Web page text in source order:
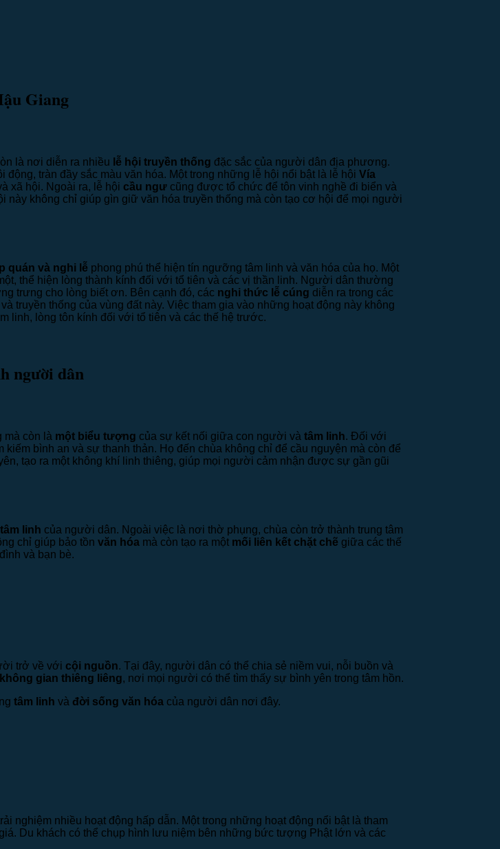
Giang
là nơi diễn ra nhiều lễ hội truyền thống đặc sắc của người dân địa phương.
tràn đầy sắc màu văn hóa. Một trong những lễ hội nổi bật là lễ hội Vía
xã hội. Ngoài ra, lễ hội cầu ngư cũng được tổ chức để tôn vinh nghề đi biển và
không chỉ giúp gìn giữ văn hóa truyền thống mà còn tạo cơ hội để mọi người
quán và nghi lễ phong phú thể hiện tín ngưỡng tâm linh và văn hóa của họ. Một
thể hiện lòng thành kính đối với tổ tiên và các vị thần linh. Người dân thường
trưng cho lòng biết ơn. Bên cạnh đó, các nghi thức lễ cúng diễn ra trong các
truyền thống của vùng đất này. Việc tham gia vào những hoạt động này không
linh, lòng tôn kính đối với tổ tiên và các thế hệ trước.
người dân
mà còn là một biểu tượng của sự kết nối giữa con người và tâm linh. Đối với
bình an và sự thanh thản. Họ đến chùa không chỉ để cầu nguyện mà còn để
tạo ra một không khí linh thiêng, giúp mọi người cảm nhận được sự gần gũi
linh của người dân. Ngoài việc là nơi thờ phụng, chùa còn trở thành trung tâm
chỉ giúp bảo tồn văn hóa mà còn tạo ra một mối liên kết chặt chẽ giữa các thế
và bạn bè.
trở về với cội nguồn. Tại đây, người dân có thể chia sẻ niềm vui, nỗi buồn và
không gian thiêng liêng, nơi mọi người có thể tìm thấy sự bình yên trong tâm hồn.
tâm linh và đời sống văn hóa của người dân nơi đây.
nghiệm nhiều hoạt động hấp dẫn. Một trong những hoạt động nổi bật là tham
Du khách có thể chụp hình lưu niệm bên những bức tượng Phật lớn và các